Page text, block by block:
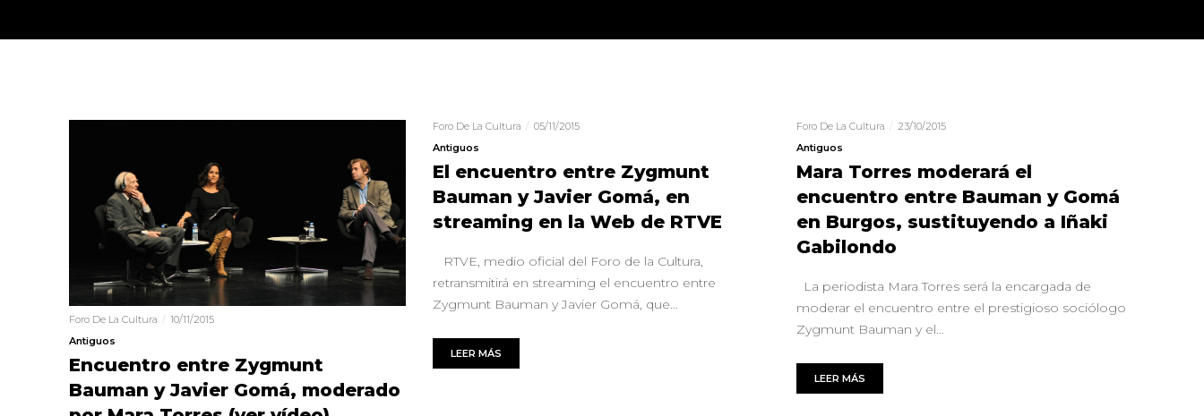
Foro De La Cultura
10/11/2015
Antiguos
Encuentro entre Zygmunt
Bauman y Javier Gomá, moderado
Foro De La Cultura
05/11/2015
Antiguos
El encuentro entre Zygmunt
Bauman y Javier Gomá, en
streaming en la Web de RTVE
RTVE, medio oficial del Foro de la Cultura,
retransmitirá en streaming el encuentro entre
Zygmunt Bauman y Javier Gomá, que…
LEER MÁS
Foro De La Cultura
23/10/2015
Antiguos
Mara Torres moderará el
encuentro entre Bauman y Gomá
en Burgos, sustituyendo a Iñaki
Gabilondo
La periodista Mara Torres será la encargada de
moderar el encuentro entre el prestigioso sociólogo
Zygmunt Bauman y el…
LEER MÁS